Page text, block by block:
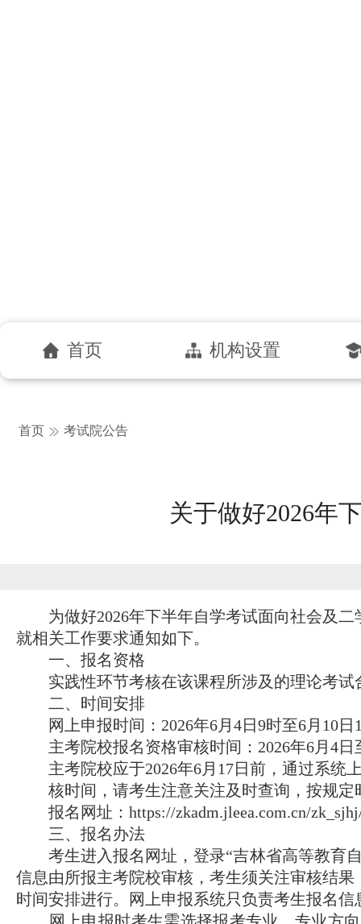
首页 机构设置
首页 考试院公告
关于做好2026年
为做好2026年下半年自学考试面向社会及二
就相关工作要求通知如下。
一、报名资格
实践性环节考核在该课程所涉及的理论考试
二、时间安排
网上申报时间：2026年6月4日9时至6月10日
主考院校报名资格审核时间：2026年6月4日
主考院校应于2026年6月17日前，通过系统
核时间，请考生注意关注及时查询，按规定
报名网址：https://zkadm.jleea.com.cn/
三、报名办法
考生进入报名网址，登录“吉林省高等教育自
信息由所报主考院校审核，考生须关注审核结
时间安排进行。网上申报系统只负责考生报名